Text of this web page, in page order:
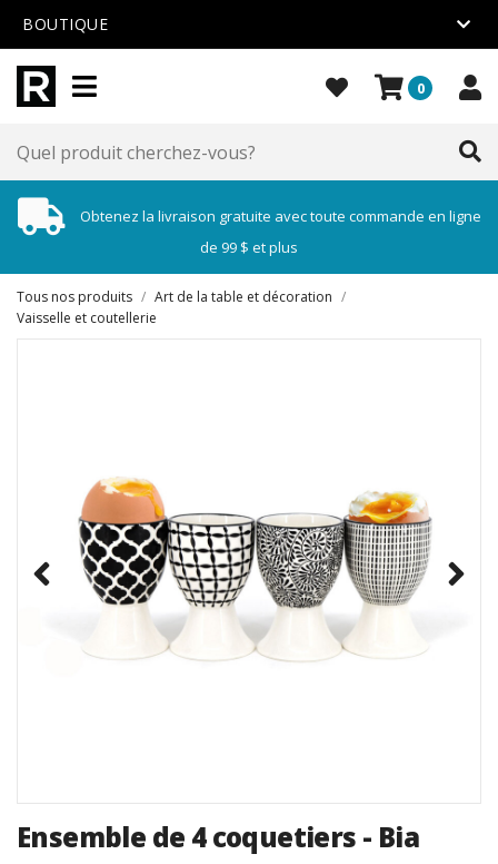
BOUTIQUE
0
Obtenez la livraison gratuite avec toute commande en ligne
de 99 $ et plus
Tous nos produits / Art de la table et décoration /
Vaisselle et coutellerie
Ensemble de 4 coquetiers - Bia